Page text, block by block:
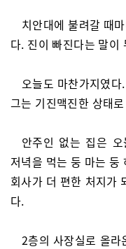
치안대에 불려갈 때
다. 진이 빠진다는 말이
오늘도 마찬가지였
그는 기진맥진한 상태
안주인 없는 집은
저녁을 먹는 둥 마는 둥
회사가 더 편한 처지가
다.
2층의 사장실로 올